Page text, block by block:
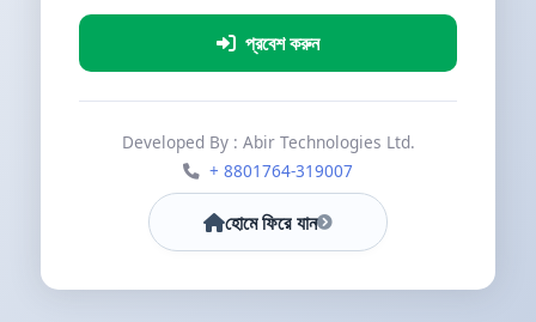
প্রবেশ করুন
Developed By : Abir Technologies Ltd.
+ 8801764-319007
হোমে ফিরে যান